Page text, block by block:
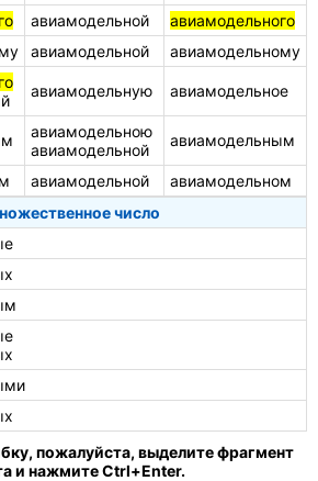
авиамодельной
авиамодельного
авиамодельной авиамодельному
авиамодельную авиамодельное
авиамодельною
авиамодельной
авиамодельным
авиамодельной
авиамодельном
число
пожалуйста, выделите фрагмент
и нажмите Ctrl+Enter.